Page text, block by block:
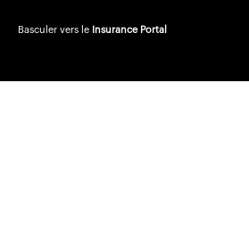
Basculer vers le Insurance Portal